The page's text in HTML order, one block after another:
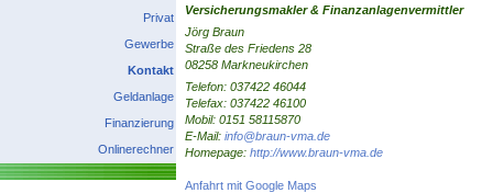
Privat
Gewerbe
Kontakt
Geldanlage
Finanzierung
Onlinerechner
Versicherungsmakler & Finanzanlagenvermittler
Jörg Braun
Straße des Friedens 28
08258 Markneukirchen
Telefon: 037422 46044
Telefax: 037422 46100
Mobil: 0151 58115870
E-Mail: info@braun-vma.de
Homepage: http://www.braun-vma.de
Anfahrt mit Google Maps